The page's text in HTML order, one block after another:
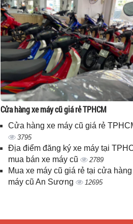
Cửa hàng xe máy cũ giá rẻ TPHCM
Cửa hàng xe máy cũ giá rẻ
3795
Địa điểm đăng ký xe máy tại
mua bán xe máy cũ
2789
Mua xe máy cũ giá rẻ tại cửa
máy cũ An Sương
12695